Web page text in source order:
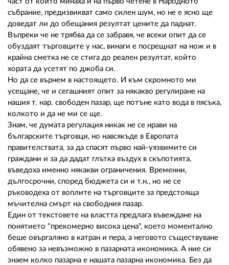
събрание, предизвикват само силен шум, но не е ясно ще
доведат ли до обещания резултат цените да паднат.
Въпреки че не трябва да се забравя, че всеки опит да се
обуздаят търговците у нас, винаги е посрещнат на нож и в
крайна сметка не се стига до реален резултат, който
хората да усетят по джоба си.
Но да се върнем в настоящето. И към скромното ми
усещане, че и сегашният опит за някакво регулиране на
нашия т. нар. свободен пазар, ще потъне като вода в пясъка,
колкото и да не ми се ще.
Знам, че думата регулация никак не се нрави на
българските търговци, но навсякъде в Европата
правителствата, за да спасят първо най-уязвимите си
граждани и за да дадат глътка въздух в скъпотията,
въведоха именно някакви ограничения. Временни,
дългосрочни, според бюджета си и т.н., но не се
ръководеха от воплите на търговците за предстояща
мъчителна смърт на свободния пазар.
Един от текстовете на властта предлага въвеждане на
понятието "прекомерно висока цена", което моментално
беше овъргаляно в катран и пера, а неговото съществуване
обявено за невъзможно в пазарната икономика. А ние си
знаем колко пазарна е нашата пазарна икономика. Без да